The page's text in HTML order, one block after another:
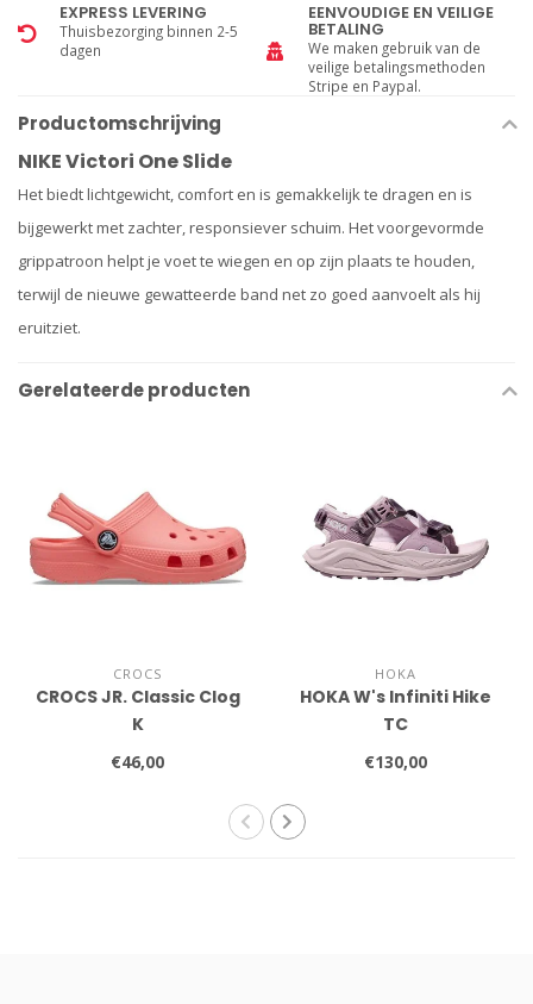
EXPRESS LEVERING
Thuisbezorging binnen 2-5
dagen
EENVOUDIGE EN VEILIGE
BETALING
We maken gebruik van de
veilige betalingsmethoden
Stripe en Paypal.
Productomschrijving
NIKE Victori One Slide
Het biedt lichtgewicht, comfort en is gemakkelijk te dragen en is
bijgewerkt met zachter, responsiever schuim. Het voorgevormde
grippatroon helpt je voet te wiegen en op zijn plaats te houden,
terwijl de nieuwe gewatteerde band net zo goed aanvoelt als hij
eruitziet.
Gerelateerde producten
CROCS
CROCS JR. Classic Clog
K
€46,00
HOKA
HOKA W's Infiniti Hike
TC
€130,00